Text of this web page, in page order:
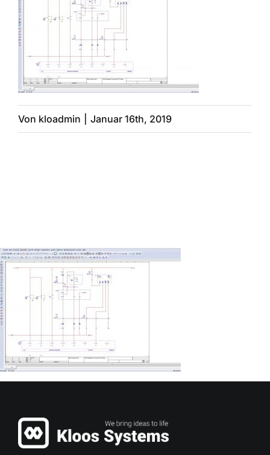
Maschinen
Anlagebau
Von kloadmin Januar 16th, 2019